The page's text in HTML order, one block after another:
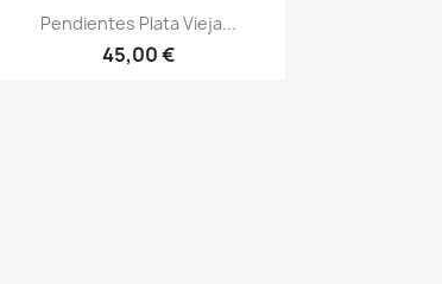
Vista rápida
Pendientes Plata Vieja...
45,00 €